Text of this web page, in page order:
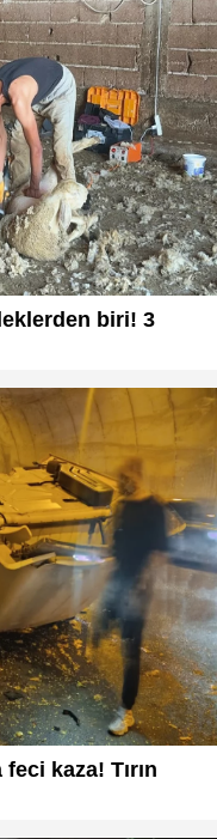
biri! 3
kaza! Tırın